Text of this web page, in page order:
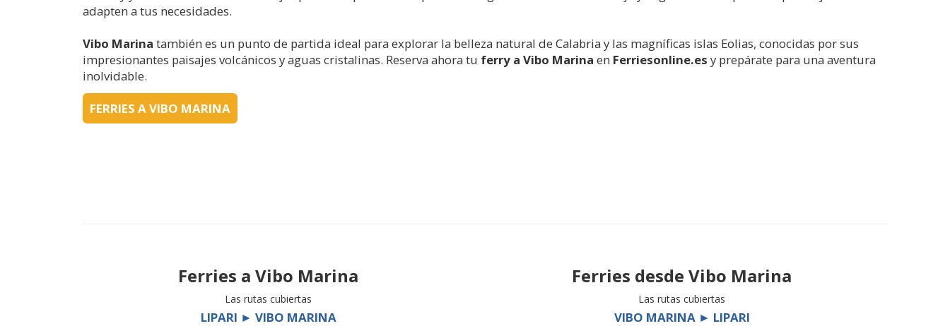
adapten a tus necesidades.
Vibo Marina también es un punto de partida ideal para explorar la belleza natural de Calabria y las magníficas islas Eolias, conocidas por sus
impresionantes paisajes volcánicos y aguas cristalinas. Reserva ahora tu ferry a Vibo Marina en Ferriesonline.es y prepárate para una aventura
inolvidable.
FERRIES A VIBO MARINA
Ferries a Vibo Marina
Las rutas cubiertas
LIPARI ► VIBO MARINA
Ferries desde Vibo Marina
Las rutas cubiertas
VIBO MARINA ► LIPARI